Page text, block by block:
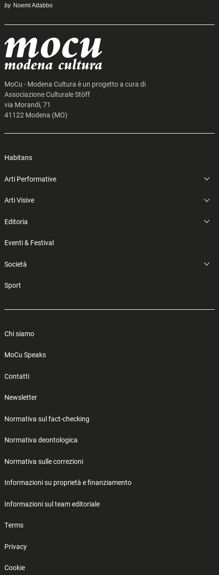
by Noemi Adabbo
MoCu - Modena Cultura è un progetto a cura di
Associazione Culturale Stòff
via Morandi, 71
41122 Modena (MO)
Habitans
Arti Performative
Arti Visive
Editoria
Eventi & Festival
Società
Sport
Chi siamo
MoCu Speaks
Contatti
Newsletter
Normativa sul fact-checking
Normativa deontologica
Normativa sulle correzioni
Informazioni su proprietà e finanziamento
Informazioni sul team editoriale
Terms
Privacy
Cookie
Search